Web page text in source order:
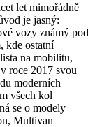
let mimořádně
je jasný:
vozy známý pod
kde ostatní
na mobilitu,
roce 2017 svou
moderních
všech kol
se o modely
Multivan